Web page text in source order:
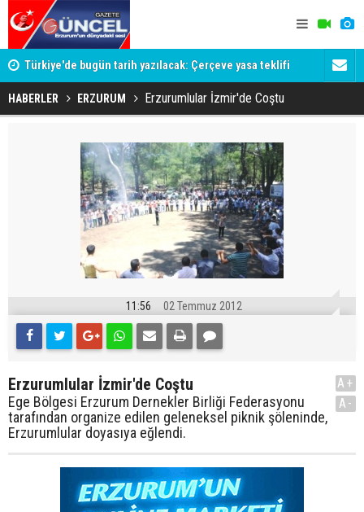
Türkiye'de bugün tarih yazılacak: Çerçeve yasa teklifi
TBMM Genel Kurulu'na geliyor
Şener ve
HABERLER ERZURUM Erzurumlular İzmir'de Coştu
11:56 02 Temmuz 2012
Erzurumlular İzmir'de Coştu
Ege Bölgesi Erzurum Dernekler Birliği Federasyonu
tarafından organize edilen geleneksel piknik şöleninde,
Erzurumlular doyasıya eğlendi.
A+
A-